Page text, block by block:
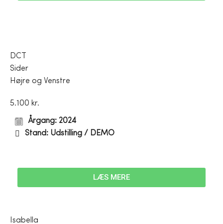
DCT
Sider
Højre og Venstre
5.100 kr.
Årgang: 2024
Stand: Udstilling / DEMO
LÆS MERE
Isabella